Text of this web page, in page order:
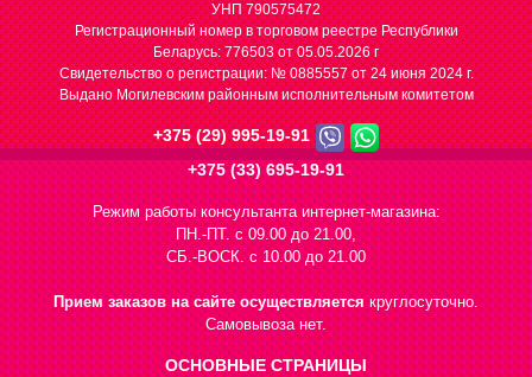
УНП 790575472
Регистрационный номер в торговом реестре Республики
Беларусь: 776503 от 05.05.2026 г
Cвидетельство о регистрации: № 0885557 от 24 июня 2024 г.
Выдано Могилевским районным исполнительным комитетом
+375 (29) 995-19-91
+375 (33) 695-19-91
Режим работы консультанта интернет-магазина:
ПН.-ПТ. с 09.00 до 21.00,
СБ.-ВОСК. с 10.00 до 21.00
Прием заказов на сайте осуществляетсякруглосуточно.
Самовывоза нет.
ОСНОВНЫЕ СТРАНИЦЫ